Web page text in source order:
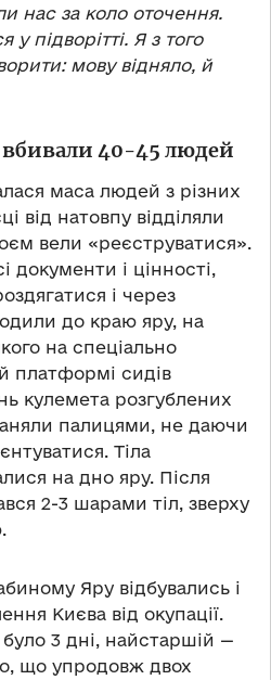
нас за коло оточення.
підворітті. Я з того
мову відняло, й
вбивали 40-45 людей
маса людей з різних
від натовпу відділяли
вели «реєструватися».
документи і цінності,
і через
до краю яру, на
на спеціально
платформі сидів
кулемета розгублених
палицями, не даючи
Тіла
на дно яру. Після
2-3 шарами тіл, зверху
Яру відбувались і
Києва від окупації.
3 дні, найстаршій —
що упродовж двох